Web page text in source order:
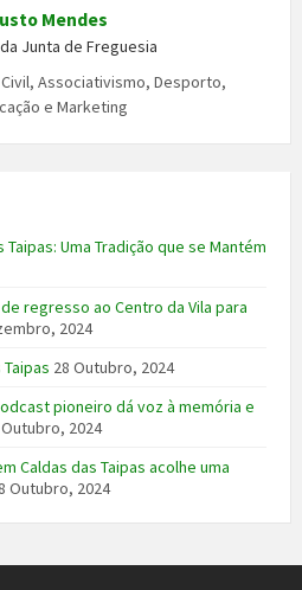
Mendes
Junta de Freguesia
Associativismo, Desporto,
e Marketing
Uma Tradição que se Mantém
regresso ao Centro da Vila para
2024
28 Outubro, 2024
pioneiro dá voz à memória e
2024
Caldas das Taipas acolhe uma
Outubro, 2024